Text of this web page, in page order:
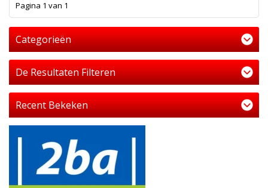
Pagina 1 van 1
Categorieën
De Resultaten Filteren
Recent Bekeken